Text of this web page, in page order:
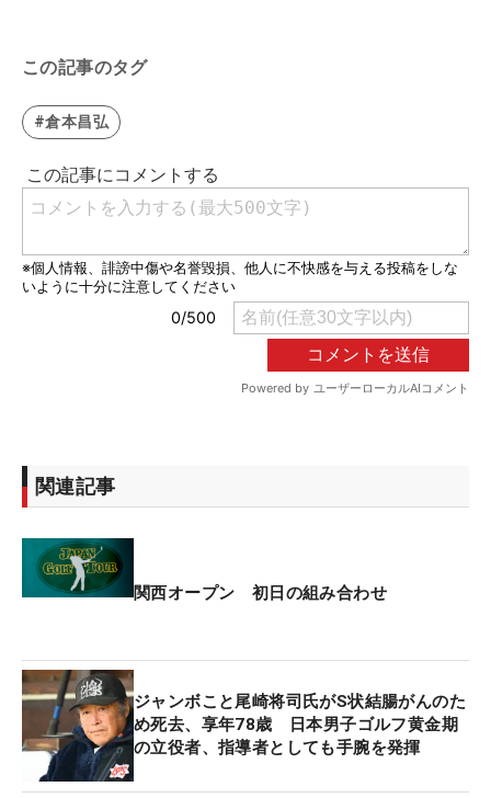
この記事のタグ
#倉本昌弘
関連記事
関西オープン 初日の組み合わせ
ジャンボこと尾崎将司氏がS状結腸がんのた
め死去、享年78歳 日本男子ゴルフ黄金期
の立役者、指導者としても手腕を発揮